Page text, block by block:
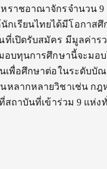
าชอาณาจักรจำนวน 9
ห้นักเรียนไทยได้มีโอก
ปิดรับสมัคร มีมูลค่ารว
อบทุนการศึกษานี้จะมอ
นเพื่อศึกษาต่อในระดับ
หลากหลายวิชาเช่น ก
ถาบันที่เข้าร่วม 9 แห่ง